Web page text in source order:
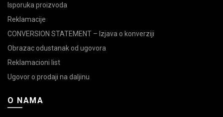
Isporuka proizvoda
Reklamacije
CONVERSION STATEMENT – Izjava o konverziji
Obrazac odustanak od ugovora
Reklamacioni list
Ugovor o prodaji na daljinu
O NAMA